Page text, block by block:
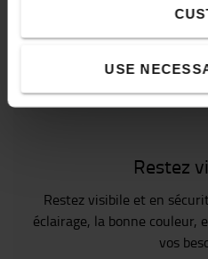
USE
Restez
Restez visibile et en
éclairage, la bonne couleur,
vos